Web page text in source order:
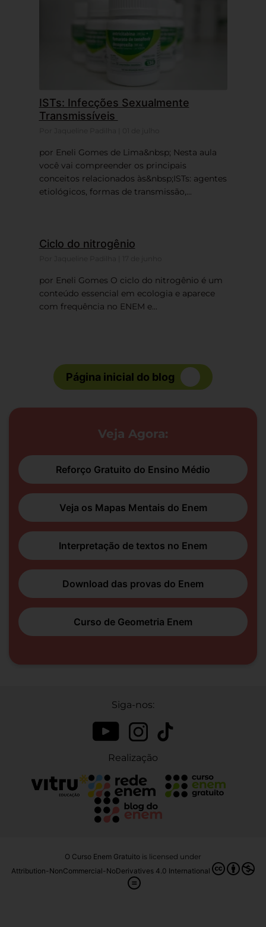
ISTs: Infecções Sexualmente
Transmissíveis
por Eneli Gomes de Lima&nbsp; Nesta aula
você vai compreender os principais
conceitos relacionados às&nbsp;ISTs: agentes
etiológicos, formas de transmissão,...
Ciclo do nitrogênio
por Eneli Gomes O ciclo do nitrogênio é um
conteúdo essencial em ecologia e aparece
com frequência no ENEM e...
Página inicial do blog
Veja Agora:
Reforço Gratuito do Ensino Médio
Veja os Mapas Mentais do Enem
Interpretação de textos no Enem
Download das provas do Enem
Curso de Geometria Enem
Siga-nos:
Realização
O Curso Enem Gratuito is licensed under
Attribution-NonCommercial-NoDerivatives 4.0 International